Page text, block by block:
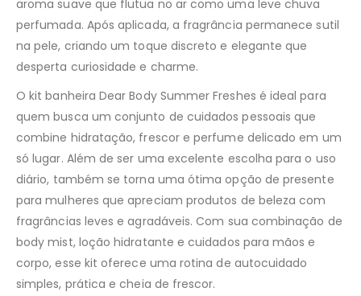
aroma suave que flutua no ar como uma leve chuva
perfumada. Após aplicada, a fragrância permanece sutil
na pele, criando um toque discreto e elegante que
desperta curiosidade e charme.
O kit banheira Dear Body Summer Freshes é ideal para
quem busca um conjunto de cuidados pessoais que
combine hidratação, frescor e perfume delicado em um
só lugar. Além de ser uma excelente escolha para o uso
diário, também se torna uma ótima opção de presente
para mulheres que apreciam produtos de beleza com
fragrâncias leves e agradáveis. Com sua combinação de
body mist, loção hidratante e cuidados para mãos e
corpo, esse kit oferece uma rotina de autocuidado
simples, prática e cheia de frescor.